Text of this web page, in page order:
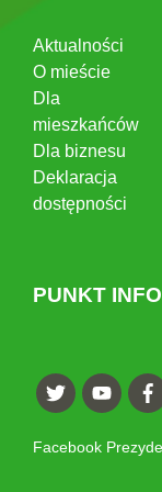
Aktualności
O mieście
Dla
mieszkańców
Dla biznesu
Deklaracja
dostępności
PUNKT
Facebook